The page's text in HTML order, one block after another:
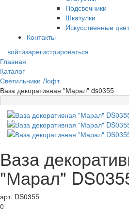
Подсвечники
Шкатулки
Искусственные
Контакты
войтизарегистрироваться
Главная
Каталог
Светильники Лофт
Ваза декоративная "Марал" ds0355
Ваза
"Марал"
арт. DS0355
0